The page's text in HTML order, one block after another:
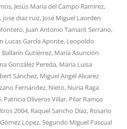
, Jesús Maria del Campo Ramirez,
, jose diaz ruiz, José Miguel Laorden
, Juan Antonio Tamarit Serrano,
Lucas Garcla Aponte, Leopoldo
Gutiérrez, María Asunción
González Pereda, María Luisa
Sánchez, Miguel Angel Alvarez
Fernández, Nieto, Nuria Raga
, Patricia Oliveros Villar, Pilar Ramos
2004, Raquel Sancho Díaz, Rosario
López,Segundo Miguel Pascual